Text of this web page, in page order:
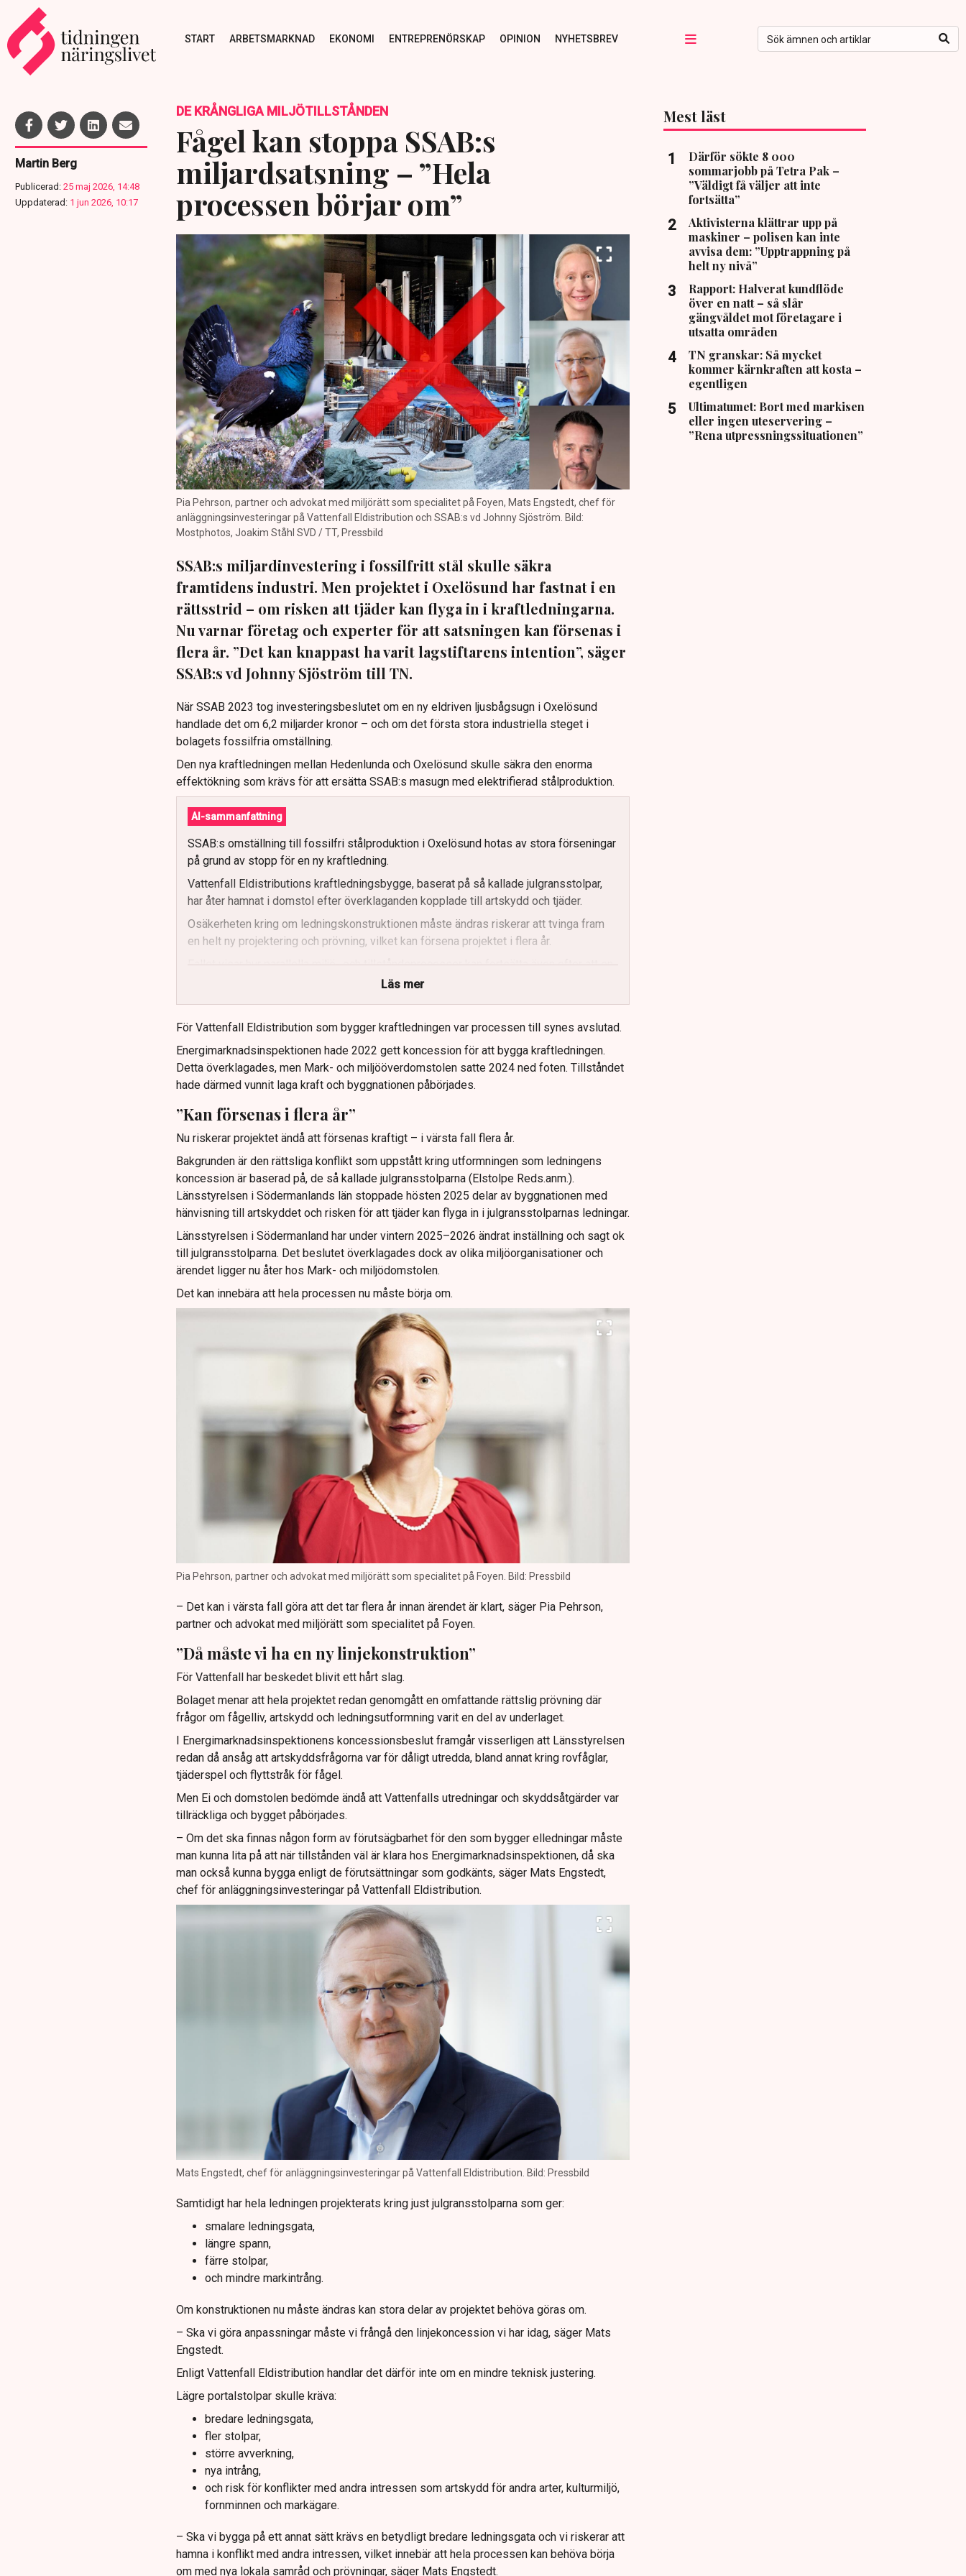
START ARBETSMARKNAD EKONOMI ENTREPRENÖRSKAP OPINION NYHETSBREV
Martin Berg
Publicerad: 25 maj 2026, 14:48
Uppdaterad: 1 jun 2026, 10:17
DE KRÅNGLIGA MILJÖTILLSTÅNDEN
Fågel kan stoppa SSAB:s
miljardsatsning – ”Hela
processen börjar om”
Pia Pehrson, partner och advokat med miljörätt som specialitet på Foyen, Mats Engstedt, chef för
anläggningsinvesteringar på Vattenfall Eldistribution och SSAB:s vd Johnny Sjöström. Bild:
Mostphotos, Joakim Ståhl SVD / TT, Pressbild
SSAB:s miljardinvestering i fossilfritt stål skulle säkra
framtidens industri. Men projektet i Oxelösund har fastnat i en
rättsstrid – om risken att tjäder kan flyga in i kraftledningarna.
Nu varnar företag och experter för att satsningen kan försenas i
flera år. ”Det kan knappast ha varit lagstiftarens intention”, säger
SSAB:s vd Johnny Sjöström till TN.
När SSAB 2023 tog investeringsbeslutet om en ny eldriven ljusbågsugn i Oxelösund
handlade det om 6,2 miljarder kronor – och om det första stora industriella steget i
bolagets fossilfria omställning.
Den nya kraftledningen mellan Hedenlunda och Oxelösund skulle säkra den enorma
effektökning som krävs för att ersätta SSAB:s masugn med elektrifierad stålproduktion.
AI-sammanfattning
SSAB:s omställning till fossilfri stålproduktion i Oxelösund hotas av stora förseningar
på grund av stopp för en ny kraftledning.
Vattenfall Eldistributions kraftledningsbygge, baserat på så kallade julgransstolpar,
har åter hamnat i domstol efter överklaganden kopplade till artskydd och tjäder.
Osäkerheten kring om ledningskonstruktionen måste ändras riskerar att tvinga fram
en helt ny projektering och prövning, vilket kan försena projektet i flera år.
Fallet visar hur parallella miljö- och tillståndsprocesser kan fortsätta även efter att en
nätkoncession vunnit laga kraft, vilket skapar stor rättsosäkerhet för investerare.
SSAB uttrycker stark frustration över att avgörande infrastruktur prövas om flera
gånger och varnar för negativa signaler till framtida gröna industrisatsningar.
Experter menar att lagstiftningen måste ändras så att miljökrav kombineras med mer
samordnade, förutsebara och tidsmässigt hanterliga tillståndsprocesser.
Läs mer
För Vattenfall Eldistribution som bygger kraftledningen var processen till synes avslutad.
Energimarknadsinspektionen hade 2022 gett koncession för att bygga kraftledningen.
Detta överklagades, men Mark- och miljööverdomstolen satte 2024 ned foten. Tillståndet
hade därmed vunnit laga kraft och byggnationen påbörjades.
”Kan försenas i flera år”
Nu riskerar projektet ändå att försenas kraftigt – i värsta fall flera år.
Bakgrunden är den rättsliga konflikt som uppstått kring utformningen som ledningens
koncession är baserad på, de så kallade julgransstolparna (Elstolpe Reds.anm.).
Länsstyrelsen i Södermanlands län stoppade hösten 2025 delar av byggnationen med
hänvisning till artskyddet och risken för att tjäder kan flyga in i julgransstolparnas ledningar.
Länsstyrelsen i Södermanland har under vintern 2025–2026 ändrat inställning och sagt ok
till julgransstolparna. Det beslutet överklagades dock av olika miljöorganisationer och
ärendet ligger nu åter hos Mark- och miljödomstolen.
Det kan innebära att hela processen nu måste börja om.
Pia Pehrson, partner och advokat med miljörätt som specialitet på Foyen. Bild: Pressbild
– Det kan i värsta fall göra att det tar flera år innan ärendet är klart, säger Pia Pehrson,
partner och advokat med miljörätt som specialitet på Foyen.
”Då måste vi ha en ny linjekonstruktion”
För Vattenfall har beskedet blivit ett hårt slag.
Bolaget menar att hela projektet redan genomgått en omfattande rättslig prövning där
frågor om fågelliv, artskydd och ledningsutformning varit en del av underlaget.
I Energimarknadsinspektionens koncessionsbeslut framgår visserligen att Länsstyrelsen
redan då ansåg att artskyddsfrågorna var för dåligt utredda, bland annat kring rovfåglar,
tjäderspel och flyttstråk för fågel.
Men Ei och domstolen bedömde ändå att Vattenfalls utredningar och skyddsåtgärder var
tillräckliga och bygget påbörjades.
– Om det ska finnas någon form av förutsägbarhet för den som bygger elledningar måste
man kunna lita på att när tillstånden väl är klara hos Energimarknadsinspektionen, då ska
man också kunna bygga enligt de förutsättningar som godkänts, säger Mats Engstedt,
chef för anläggningsinvesteringar på Vattenfall Eldistribution.
Mats Engstedt, chef för anläggningsinvesteringar på Vattenfall Eldistribution. Bild: Pressbild
Samtidigt har hela ledningen projekterats kring just julgransstolparna som ger:
smalare ledningsgata,
längre spann,
färre stolpar,
och mindre markintrång.
Om konstruktionen nu måste ändras kan stora delar av projektet behöva göras om.
– Ska vi göra anpassningar måste vi frångå den linjekoncession vi har idag, säger Mats
Engstedt.
Enligt Vattenfall Eldistribution handlar det därför inte om en mindre teknisk justering.
Lägre portalstolpar skulle kräva:
bredare ledningsgata,
fler stolpar,
större avverkning,
nya intrång,
och risk för konflikter med andra intressen som artskydd för andra arter, kulturmiljö,
fornminnen och markägare.
– Ska vi bygga på ett annat sätt krävs en betydligt bredare ledningsgata och vi riskerar att
hamna i konflikt med andra intressen, vilket innebär att hela processen kan behöva börja
om med nya lokala samråd och prövningar, säger Mats Engstedt.
Mest läst
Därför sökte 8 000
sommarjobb på Tetra Pak –
”Väldigt få väljer att inte
fortsätta”
Aktivisterna klättrar upp på
maskiner – polisen kan inte
avvisa dem: ”Upptrappning på
helt ny nivå”
Rapport: Halverat kundflöde
över en natt – så slår
gängvåldet mot företagare i
utsatta områden
TN granskar: Så mycket
kommer kärnkraften att kosta –
egentligen
Ultimatumet: Bort med markisen
eller ingen uteservering –
”Rena utpressningssituationen”